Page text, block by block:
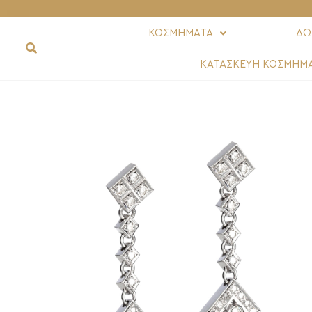
ΚΟΣΜΗΜΑΤΑ
ΚΑΤΑΣΚΕΥΗ